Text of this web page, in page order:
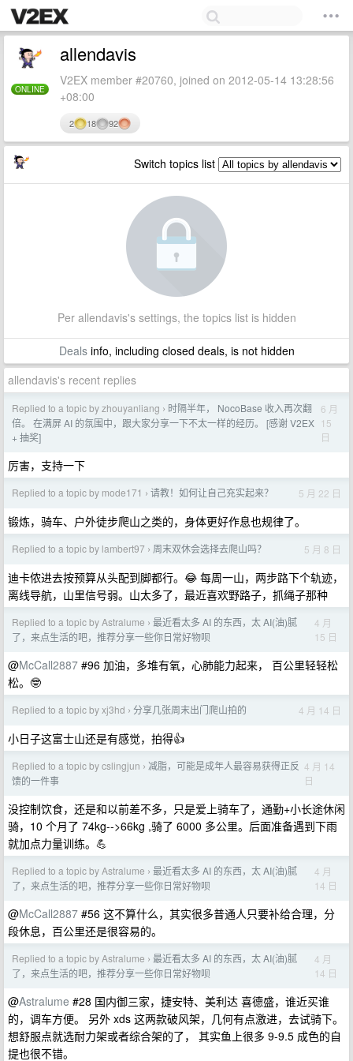
ONLINE
allendavis
V2EX member #20760, joined on 2012-05-14 13:28:56
+08:00
2 18 92
Switch topics list
Per allendavis's settings, the topics list is hidden
Dealsinfo, including closed deals, is not hidden
allendavis's recent replies
Replied to a topic by zhouyanliang › 时隔半年， NocoBase 收入再次翻
倍。 在满屏 AI 的氛围中，跟大家分享一下不太一样的经历。 [感谢 V2EX
+ 抽奖]
6 月
15
日
厉害，支持一下
Replied to a topic by mode171 › 请教！如何让自己充实起来？ 5 月 22 日
锻炼，骑车、户外徒步爬山之类的，身体更好作息也规律了。
Replied to a topic by lambert97 › 周末双休会选择去爬山吗？ 5 月 8 日
迪卡侬进去按预算从头配到脚都行。😂 每周一山，两步路下个轨迹，
离线导航，山里信号弱。山太多了，最近喜欢野路子，抓绳子那种
Replied to a topic by Astralume › 最近看太多 AI 的东西，太 AI(油)腻
了，来点生活的吧，推荐分享一些你日常好物呗
4 月
15 日
@McCall2887 #96 加油，多堆有氧，心肺能力起来， 百公里轻轻松
松。🤓
Replied to a topic by xj3hd › 分享几张周末出门爬山拍的 4 月 14 日
小日子这富士山还是有感觉，拍得👍
Replied to a topic by cslingjun › 减脂，可能是成年人最容易获得正反
馈的一件事
4 月 14
日
没控制饮食，还是和以前差不多，只是爱上骑车了，通勤+小长途休闲
骑，10 个月了 74kg-->66kg ,骑了 6000 多公里。后面准备遇到下雨
就加点力量训练。💪
Replied to a topic by Astralume › 最近看太多 AI 的东西，太 AI(油)腻
了，来点生活的吧，推荐分享一些你日常好物呗
4 月
14 日
@McCall2887 #56 这不算什么，其实很多普通人只要补给合理，分
段休息，百公里还是很容易的。
Replied to a topic by Astralume › 最近看太多 AI 的东西，太 AI(油)腻
了，来点生活的吧，推荐分享一些你日常好物呗
4 月
14 日
@Astralume #28 国内御三家，捷安特、美利达 喜德盛，谁近买谁
的，调车方便。 另外 xds 这两款破风架，几何有点激进，去试骑下。
想舒服点就选耐力架或者综合架的了， 其实鱼上很多 9-9.5 成色的自
提也很不错。